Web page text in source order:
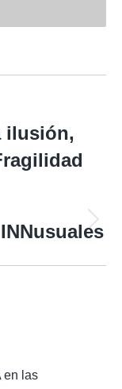
ilusión,
en las